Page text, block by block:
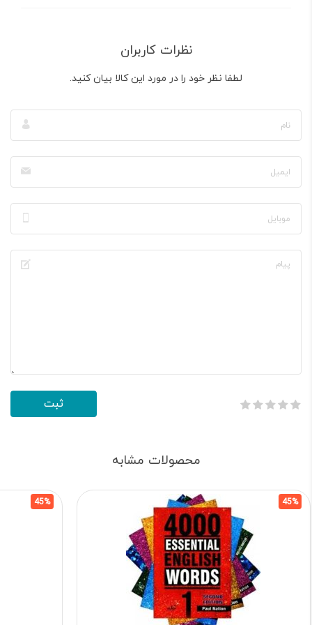
نظرات کاربران
لطفا نظر خود را در مورد این کالا بیان کنید.
محصولات مشابه
45%
45%